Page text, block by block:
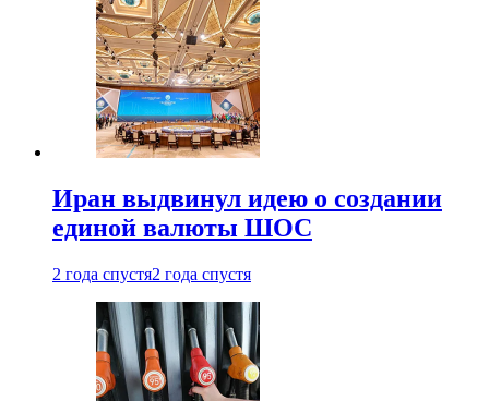
Иран выдвинул идею о создании
единой валюты ШОС
2 года спустя2 года спустя